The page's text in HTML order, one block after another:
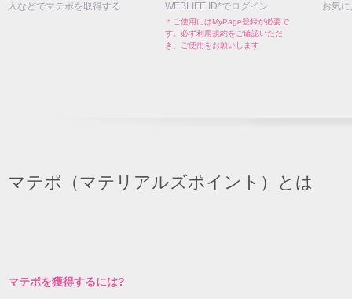
入などでマテポを取得する
WEBLIFE ID*でログイン
＊ご使用にはMyPage登録が必要で
す。必ず利用規約をご確認いただ
き、ご使用をお願いします
お気
マテポ（マテリアルズポイント）とは
マテポを獲得するには?